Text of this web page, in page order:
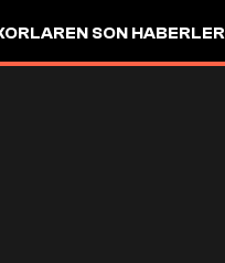
EN SON HABERLER